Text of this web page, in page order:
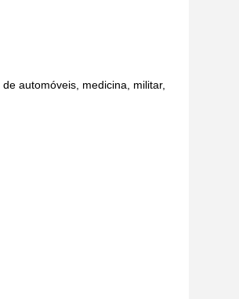
automóveis, medicina, militar,